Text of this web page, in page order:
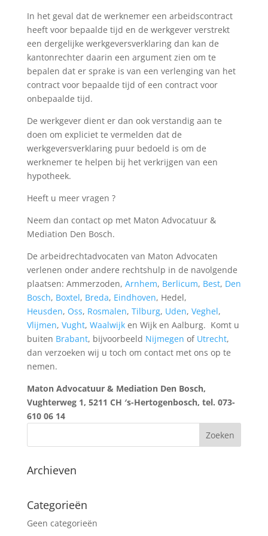
In het geval dat de werknemer een arbeidscontract
heeft voor bepaalde tijd en de werkgever verstrekt
een dergelijke werkgeversverklaring dan kan de
kantonrechter daarin een argument zien om te
bepalen dat er sprake is van een verlenging van het
contract voor bepaalde tijd of een contract voor
onbepaalde tijd.
De werkgever dient er dan ook verstandig aan te
doen om expliciet te vermelden dat de
werkgeversverklaring puur bedoeld is om de
werknemer te helpen bij het verkrijgen van een
hypotheek.
Heeft u meer vragen ?
Neem dan contact op met Maton Advocatuur &
Mediation Den Bosch.
De arbeidrechtadvocaten van Maton Advocaten
verlenen onder andere rechtshulp in de navolgende
plaatsen: Ammerzoden, Arnhem, Berlicum, Best, Den
Bosch, Boxtel, Breda, Eindhoven, Hedel,
Heusden, Oss, Rosmalen, Tilburg, Uden, Veghel,
Vlijmen, Vught, Waalwijken Wijk en Aalburg. Komt u
buiten Brabant, bijvoorbeeld Nijmegen of Utrecht,
dan verzoeken wij u toch om contact met ons op te
nemen.
Maton Advocatuur & Mediation Den Bosch,
Vughterweg 1, 5211 CH ′s-Hertogenbosch, tel. 073-
610 06 14
Archieven
Categorieën
Geen categorieën